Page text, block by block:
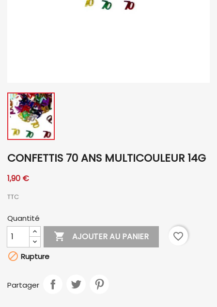
CONFETTIS 70 ANS MULTICOULEUR 14G
1,90 €
TTC
Quantité
 AJOUTER AU PANIER
favorite_border
 Rupture
Partager